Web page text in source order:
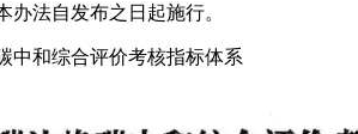
法自发布之日起施行。
中和综合评价考核指标体系